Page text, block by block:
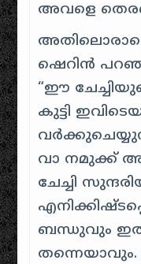
അവളെ
അതിലൊരാളെ
ഷെറിന്‍
“ഈ
കുട്ടി
വാ നമുക്ക്
ചേച്ചി
ബന്ധുവും